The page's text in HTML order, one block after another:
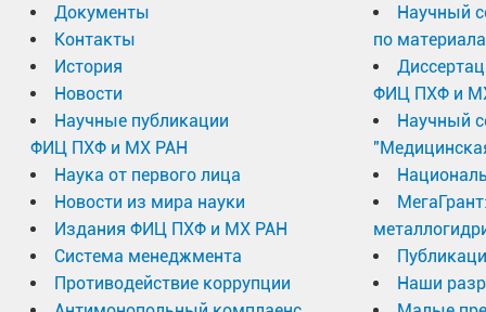
Документы
Контакты
История
Новости
Научные публикации
ФИЦ ПХФ и МХ РАН
Наука от первого лица
Новости из мира науки
Издания ФИЦ ПХФ и МХ РАН
Система менеджмента
Противодействие коррупции
Научный
по
ФИЦ ПХФ и
Научный
Наши